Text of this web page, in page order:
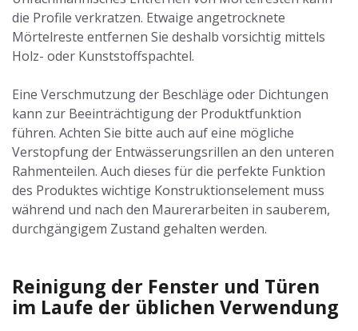
die Profile verkratzen. Etwaige angetrocknete
Mörtelreste entfernen Sie deshalb vorsichtig mittels
Holz- oder Kunststoffspachtel.
Eine Verschmutzung der Beschläge oder Dichtungen
kann zur Beeinträchtigung der Produktfunktion
führen. Achten Sie bitte auch auf eine mögliche
Verstopfung der Entwässerungsrillen an den unteren
Rahmenteilen. Auch dieses für die perfekte Funktion
des Produktes wichtige Konstruktionselement muss
während und nach den Maurerarbeiten in sauberem,
durchgängigem Zustand gehalten werden.
Reinigung der Fenster und Türen
im Laufe der üblichen Verwendung